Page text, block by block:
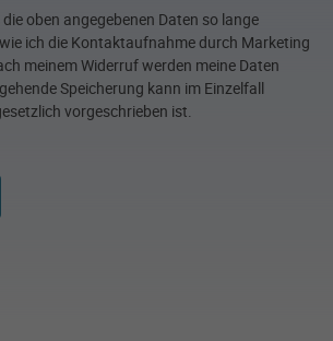
oben angegebenen Daten so lange
ich die Kontaktaufnahme durch Marketing
meinem Widerruf werden meine Daten
Speicherung kann im Einzelfall
vorgeschrieben ist.